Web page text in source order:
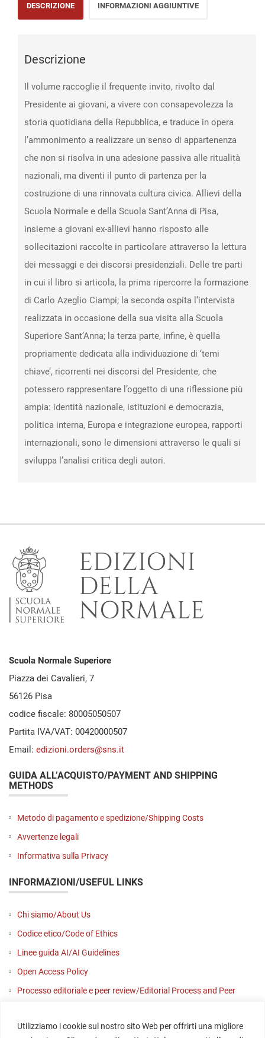
Utilizziamo i cookie sul nostro sito Web per offrirti una migliore
delle
pisane
colloquio
Carlo
Azeglio
Ciampi
DESCRIZIONE INFORMAZIONI AGGIUNTIVE
Descrizione
Il volume raccoglie il frequente invito, rivolto dal
Presidente ai giovani, a vivere con consapevolezza la
storia quotidiana della Repubblica, e traduce in opera
l’ammonimento a realizzare un senso di appartenenza
che non si risolva in una adesione passiva alle ritualità
nazionali, ma diventi il punto di partenza per la
costruzione di una rinnovata cultura civica. Allievi della
Scuola Normale e della Scuola Sant’Anna di Pisa,
insieme a giovani ex-allievi hanno risposto alle
sollecitazioni raccolte in particolare attraverso la lettura
dei messaggi e dei discorsi presidenziali. Delle tre parti
in cui il libro si articola, la prima ripercorre la formazione
di Carlo Azeglio Ciampi; la seconda ospita l’intervista
realizzata in occasione della sua visita alla Scuola
Superiore Sant’Anna; la terza parte, infine, è quella
propriamente dedicata alla individuazione di ‘temi
chiave’, ricorrenti nei discorsi del Presidente, che
potessero rappresentare l’oggetto di una riflessione più
ampia: identità nazionale, istituzioni e democrazia,
politica interna, Europa e integrazione europea, rapporti
internazionali, sono le dimensioni attraverso le quali si
sviluppa l’analisi critica degli autori.
Scuola Normale Superiore
Piazza dei Cavalieri, 7
56126 Pisa
codice fiscale: 80005050507
Partita IVA/VAT: 00420000507
Email: edizioni.orders@sns.it
GUIDA ALL’ACQUISTO/PAYMENT AND SHIPPING
METHODS
Metodo di pagamento e spedizione/Shipping Costs
Avvertenze legali
Informativa sulla Privacy
INFORMAZIONI/USEFUL LINKS
Chi siamo/About Us
Codice etico/Code of Ethics
Linee guida AI/AI Guidelines
Open Access Policy
Processo editoriale e peer review/Editorial Process and Peer
Contattaci/Contact us